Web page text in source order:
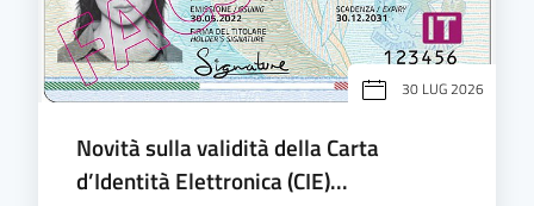
30 LUG 2026
Novità sulla validità della Carta
d’Identità Elettronica (CIE)...